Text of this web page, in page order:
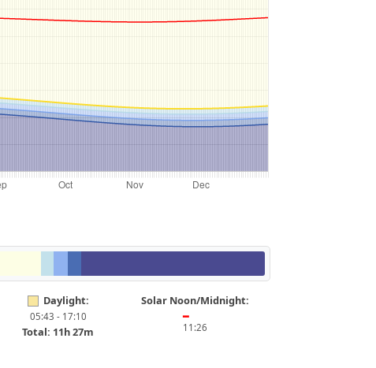
Daylight:
05:43 - 17:10
Total: 11h 27m
Solar Noon/Midnight:
━
11:26